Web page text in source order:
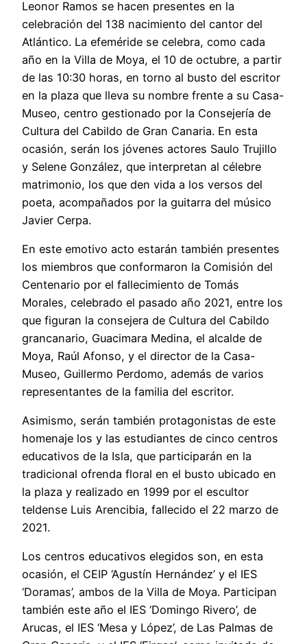
Leonor Ramos se hacen presentes en la
celebración del 138 nacimiento del cantor del
Atlántico. La efeméride se celebra, como cada
año en la Villa de Moya, el 10 de octubre, a partir
de las 10:30 horas, en torno al busto del escritor
en la plaza que lleva su nombre frente a su Casa-
Museo, centro gestionado por la Consejería de
Cultura del Cabildo de Gran Canaria. En esta
ocasión, serán los jóvenes actores Saulo Trujillo
y Selene González, que interpretan al célebre
matrimonio, los que den vida a los versos del
poeta, acompañados por la guitarra del músico
Javier Cerpa.
En este emotivo acto estarán también presentes
los miembros que conformaron la Comisión del
Centenario por el fallecimiento de Tomás
Morales, celebrado el pasado año 2021, entre los
que figuran la consejera de Cultura del Cabildo
grancanario, Guacimara Medina, el alcalde de
Moya, Raúl Afonso, y el director de la Casa-
Museo, Guillermo Perdomo, además de varios
representantes de la familia del escritor.
Asimismo, serán también protagonistas de este
homenaje los y las estudiantes de cinco centros
educativos de la Isla, que participarán en la
tradicional ofrenda floral en el busto ubicado en
la plaza y realizado en 1999 por el escultor
teldense Luis Arencibia, fallecido el 22 marzo de
2021.
Los centros educativos elegidos son, en esta
ocasión, el CEIP ‘Agustín Hernández’ y el IES
‘Doramas’, ambos de la Villa de Moya. Participan
también este año el IES ‘Domingo Rivero’, de
Arucas, el IES ‘Mesa y López’, de Las Palmas de